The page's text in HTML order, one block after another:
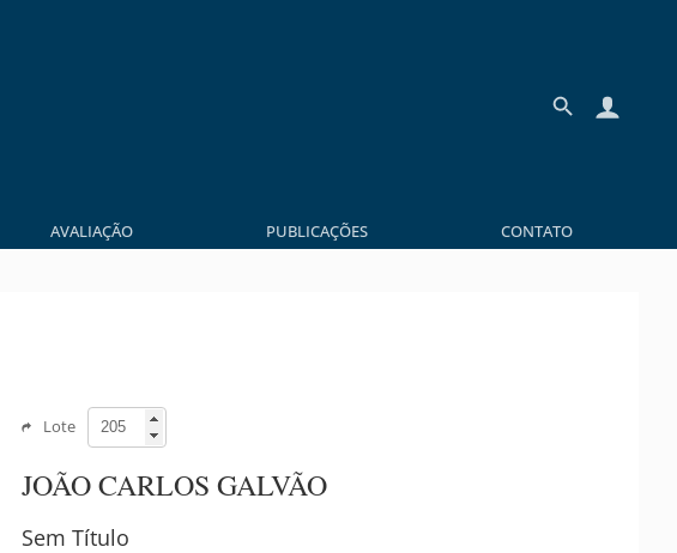
AVALIAÇÃO PUBLICAÇÕES CONTATO
Lote
JOÃO CARLOS GALVÃO
Sem Título